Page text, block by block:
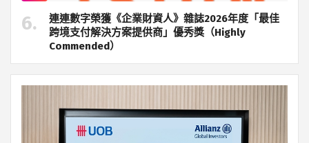
連連數字榮獲《企業財資人》雜誌2026年度「最佳
跨境支付解決方案提供商」優秀獎（Highly
Commended）